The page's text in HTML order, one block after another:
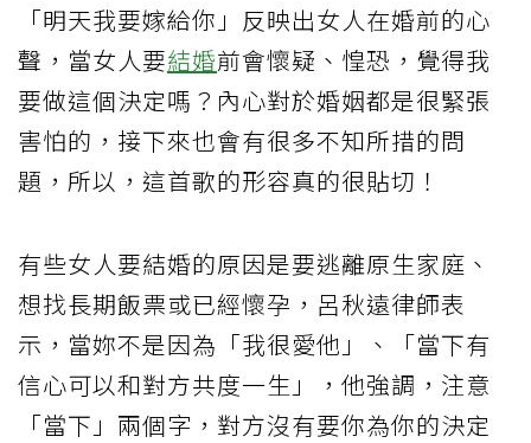
「明天我要嫁給你」反映出女人在婚前的心
聲，當女人要結婚前會懷疑、惶恐，覺得我
要做這個決定嗎？內心對於婚姻都是很緊張
害怕的，接下來也會有很多不知所措的問
題，所以，這首歌的形容真的很貼切！
有些女人要結婚的原因是要逃離原生家庭、
想找長期飯票或已經懷孕，呂秋遠律師表
示，當妳不是因為「我很愛他」、「當下有
信心可以和對方共度一生」，他強調，注意
「當下」兩個字，對方沒有要你為你的決定